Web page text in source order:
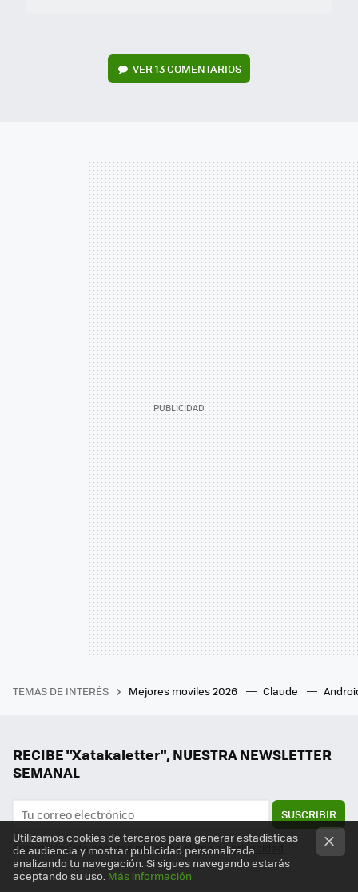
VER13 COMENTARIOS
TEMAS DE INTERÉS Mejores moviles 2026 Claude
RECIBE "Xatakaletter", NUESTRA NEWSLETTER
SEMANAL
SUSCRIBIR
Suscribiéndote aceptas nuestrapolítica de privacidad
Utilizamos cookies de terceros para generar estadísticas
de audiencia y mostrar publicidad personalizada
analizando tu navegación. Si sigues navegando estarás
aceptando su uso. Más información